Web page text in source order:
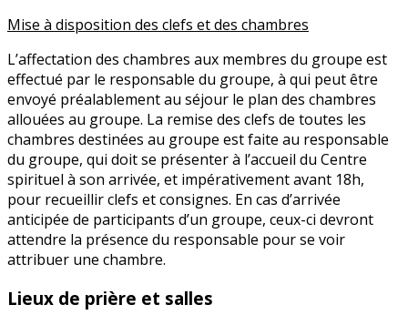
Mise à disposition des clefs et des chambres
L’affectation des chambres aux membres du groupe est
effectué par le responsable du groupe, à qui peut être
envoyé préalablement au séjour le plan des chambres
allouées au groupe. La remise des clefs de toutes les
chambres destinées au groupe est faite au responsable
du groupe, qui doit se présenter à l’accueil du Centre
spirituel à son arrivée, et impérativement avant 18h,
pour recueillir clefs et consignes. En cas d’arrivée
anticipée de participants d’un groupe, ceux-ci devront
attendre la présence du responsable pour se voir
attribuer une chambre.
Lieux de prière et salles